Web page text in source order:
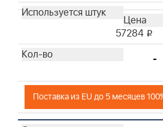
57284 i
-
Поставка из EU до 5 месяцев